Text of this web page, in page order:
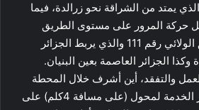
الطريق الوطني رقم 41 الذي يمتد من الشراقة نحو زرالدة، فيما
حركة المرور على مستوى الطريق
الوطني رقم 41 والطريق الولائي رقم 111 والذي يربط الجزائر
وكذا الجزائر العاصمة بعين البنيان.
والتفقد، أين أشرف خلال المحطة
الثانية منها على وضع حيز الخدمة لمحول (على مسافة 4كلم) على